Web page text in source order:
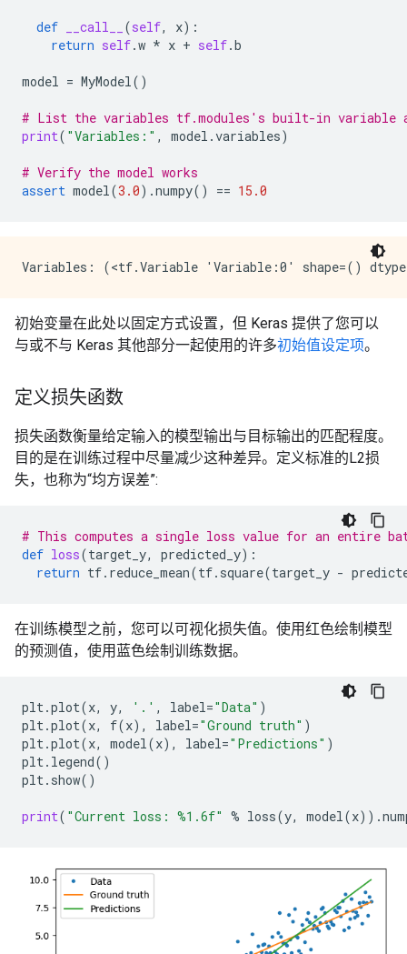
def __call__ (self, x):
return self.w * x + self.b
model = MyModel ()
# List the variables tf.modules's built-in variable
print( "Variables:" , model .variables)
# Verify the model works
assert model (3.0) .numpy() == 15.0
初始变量在此处以固定方式设置，但 Keras 提供了您可以
与或不与 Keras 其他部分一起使用的许多初始值设定项。
定义损失函数
损失函数衡量给定输入的模型输出与目标输出的匹配程度。
目的是在训练过程中尽量减少这种差异。定义标准的L2损
失，也称为“均方误差”:
# This computes a single loss value for an entire
def loss(target_y, predicted_y):
return tf. reduce_mean(tf. square(target_y -
在训练模型之前，您可以可视化损失值。使用红色绘制模型
的预测值，使用蓝色绘制训练数据。
plt .plot(x, y, '.' , label="Data" )
plt .plot(x, f(x), label="Ground truth" )
plt .plot(x, model (x), label="Predictions" )
plt . legend()
plt . show()
print( "Current loss: %1.6f" % loss(y, model (x)) .